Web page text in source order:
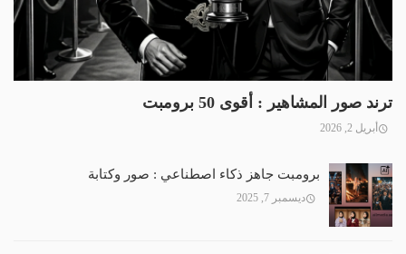
ترند صور المشاهير : أقوى 50 برومبت
أبريل 2, 2026
برومبت جاهز ذكاء اصطناعي : صور وكتابة
ديسمبر 7, 2025